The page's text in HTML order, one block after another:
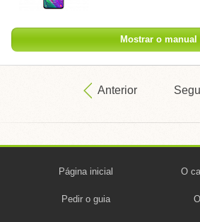
Mostrar o manual
Anterior
Página inicial O
Pedir o guia